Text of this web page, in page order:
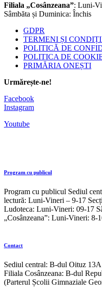
Filiala „Cosânzeana”: Luni-
Sâmbăta și Duminica: Închis
GDPR
TERMENI ȘI
POLITICĂ DE
POLITICA DE
PRIMĂRIA ONEȘTI
Urmărește-ne!
Facebook
Instagram
Youtube
Program cu publicul
Program cu publicul Sediul
lectură: Luni-Vineri – 9-17
Ludoteca: Luni-Vineri: 09-17
„Cosânzeana”: Luni-Vineri: 8-
Contact
Sediul central: B-dul Oituz
Filiala Cosânzeana: B-dul
(Parterul Școlii Gimnaziale